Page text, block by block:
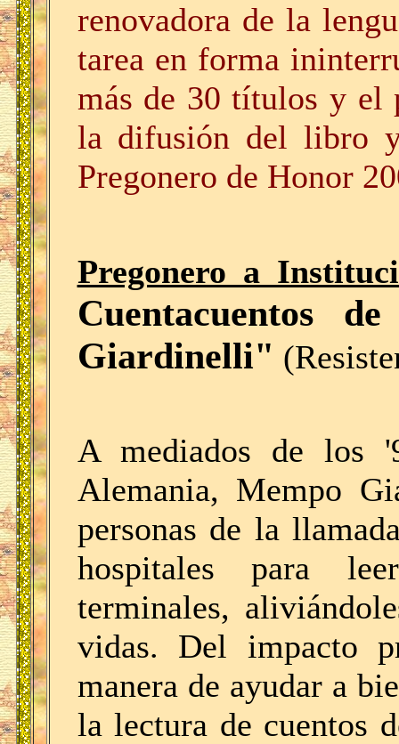
renovadora de la
tarea en forma
más de 30 títulos y el
la difusión del libro
Pregonero de Honor
Pregonero a
Cuentacuentos
Giardinelli"
A mediados de los
Alemania, Mempo
personas de la
hospitales para
terminales,
vidas. Del impacto
manera de ayudar a
la lectura de cuentos